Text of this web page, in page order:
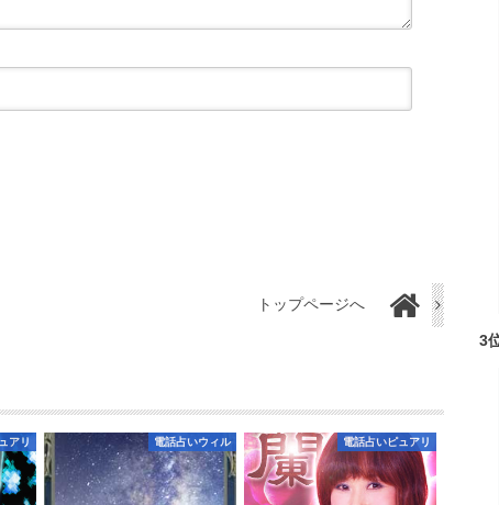
トップページへ
アリ 電話占いウィル 電話占いピュアリ
3